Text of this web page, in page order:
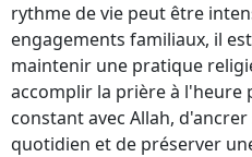
rythme de vie peut être
engagements familiaux, il
maintenir une pratique
accomplir la prière à l'heure
constant avec Allah,
quotidien et de préserver